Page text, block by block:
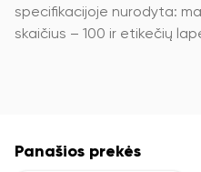
specifikacijoje nurodyta:
skaičius – 100 ir etikečių
Panašios prekės